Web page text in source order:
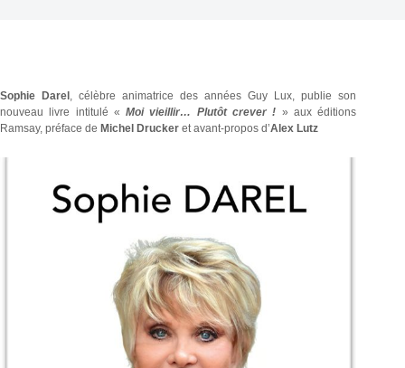
Sophie Darel , célèbre animatrice des années Guy Lux, publie son
nouveau livre intitulé «Moi vieillir… Plutôt crever ! » aux éditions
Ramsay, préface de Michel Drucker et avant-propos d’Alex Lutz